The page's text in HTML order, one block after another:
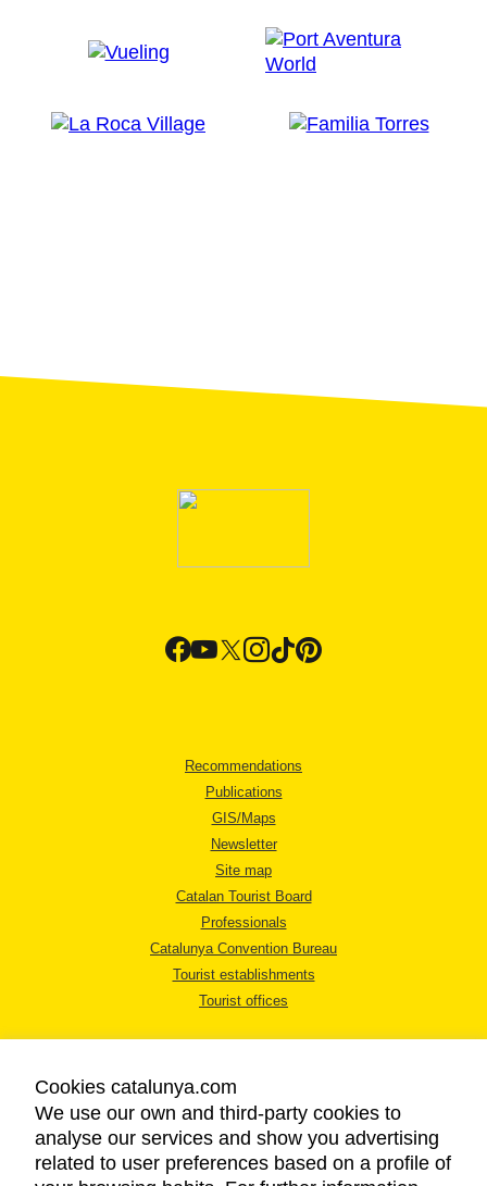
Recommendations
Publications
GIS/Maps
Newsletter
Site map
Catalan Tourist Board
Professionals
Catalunya Convention Bureau
Tourist establishments
Tourist offices
LEGAL NOTICE
PRIVACY POLICY
Cookies catalunya.com
We use our own and third-party cookies to
analyse our services and show you advertising
related to user preferences based on a profile of